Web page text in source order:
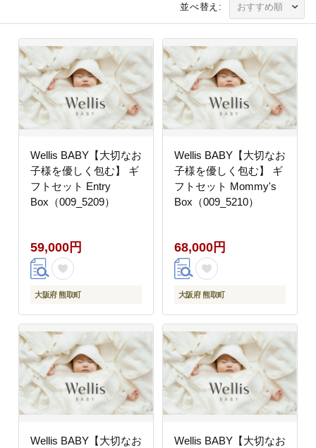
並べ替え:
Wellis BABY【大切なお
子様を優しく包む】 ギ
フトセット Entry
Box（009_5209）
59,000円
大阪府 熊取町
Wellis BABY【大切なお
子様を優しく包む】 ギ
フトセット Mommy's
Box（009_5210）
68,000円
大阪府 熊取町
Wellis BABY【大切なお
Wellis BABY【大切なお